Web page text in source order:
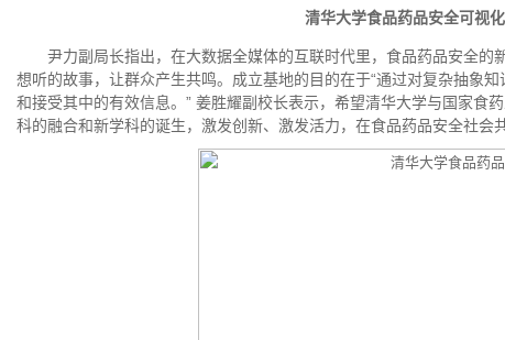
清华大学食品药品安全可视
尹力副局长指出，在大数据全媒体的互联时代里，食品药品安全的
想听的故事，让群众产生共鸣。成立基地的目的在于“通过对复杂抽象
和接受其中的有效信息。” 姜胜耀副校长表示，希望清华大学与国家食
科的融合和新学科的诞生，激发创新、激发活力，在食品药品安全社会